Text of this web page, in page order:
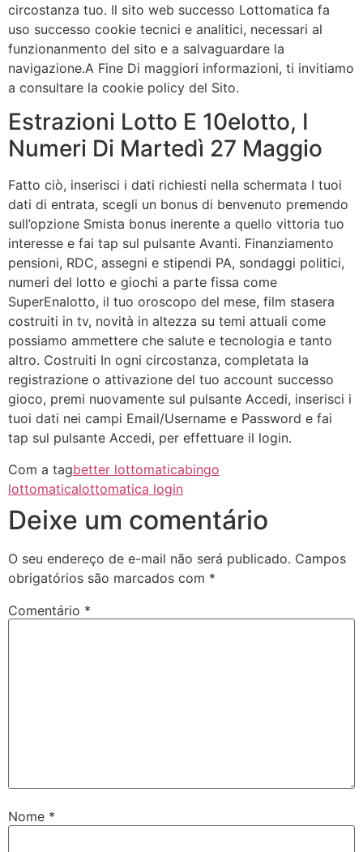
circostanza tuo. Il sito web successo Lottomatica fa
uso successo cookie tecnici e analitici, necessari al
funzionanmento del sito e a salvaguardare la
navigazione.A Fine Di maggiori informazioni, ti invitiamo
a consultare la cookie policy del Sito.
Estrazioni Lotto E 10elotto, I
Numeri Di Martedì 27 Maggio
Fatto ciò, inserisci i dati richiesti nella schermata I tuoi
dati di entrata, scegli un bonus di benvenuto premendo
sull’opzione Smista bonus inerente a quello vittoria tuo
interesse e fai tap sul pulsante Avanti. Finanziamento
pensioni, RDC, assegni e stipendi PA, sondaggi politici,
numeri del lotto e giochi a parte fissa come
SuperEnalotto, il tuo oroscopo del mese, film stasera
costruiti in tv, novità in altezza su temi attuali come
possiamo ammettere che salute e tecnologia e tanto
altro. Costruiti In ogni circostanza, completata la
registrazione o attivazione del tuo account successo
gioco, premi nuovamente sul pulsante Accedi, inserisci i
tuoi dati nei campi Email/Username e Password e fai
tap sul pulsante Accedi, per effettuare il login.
Com a tagbetter lottomaticabingo
lottomaticalottomatica login
Deixe um comentário
O seu endereço de e-mail não será publicado. Campos
obrigatórios são marcados com *
Comentário *
Nome *